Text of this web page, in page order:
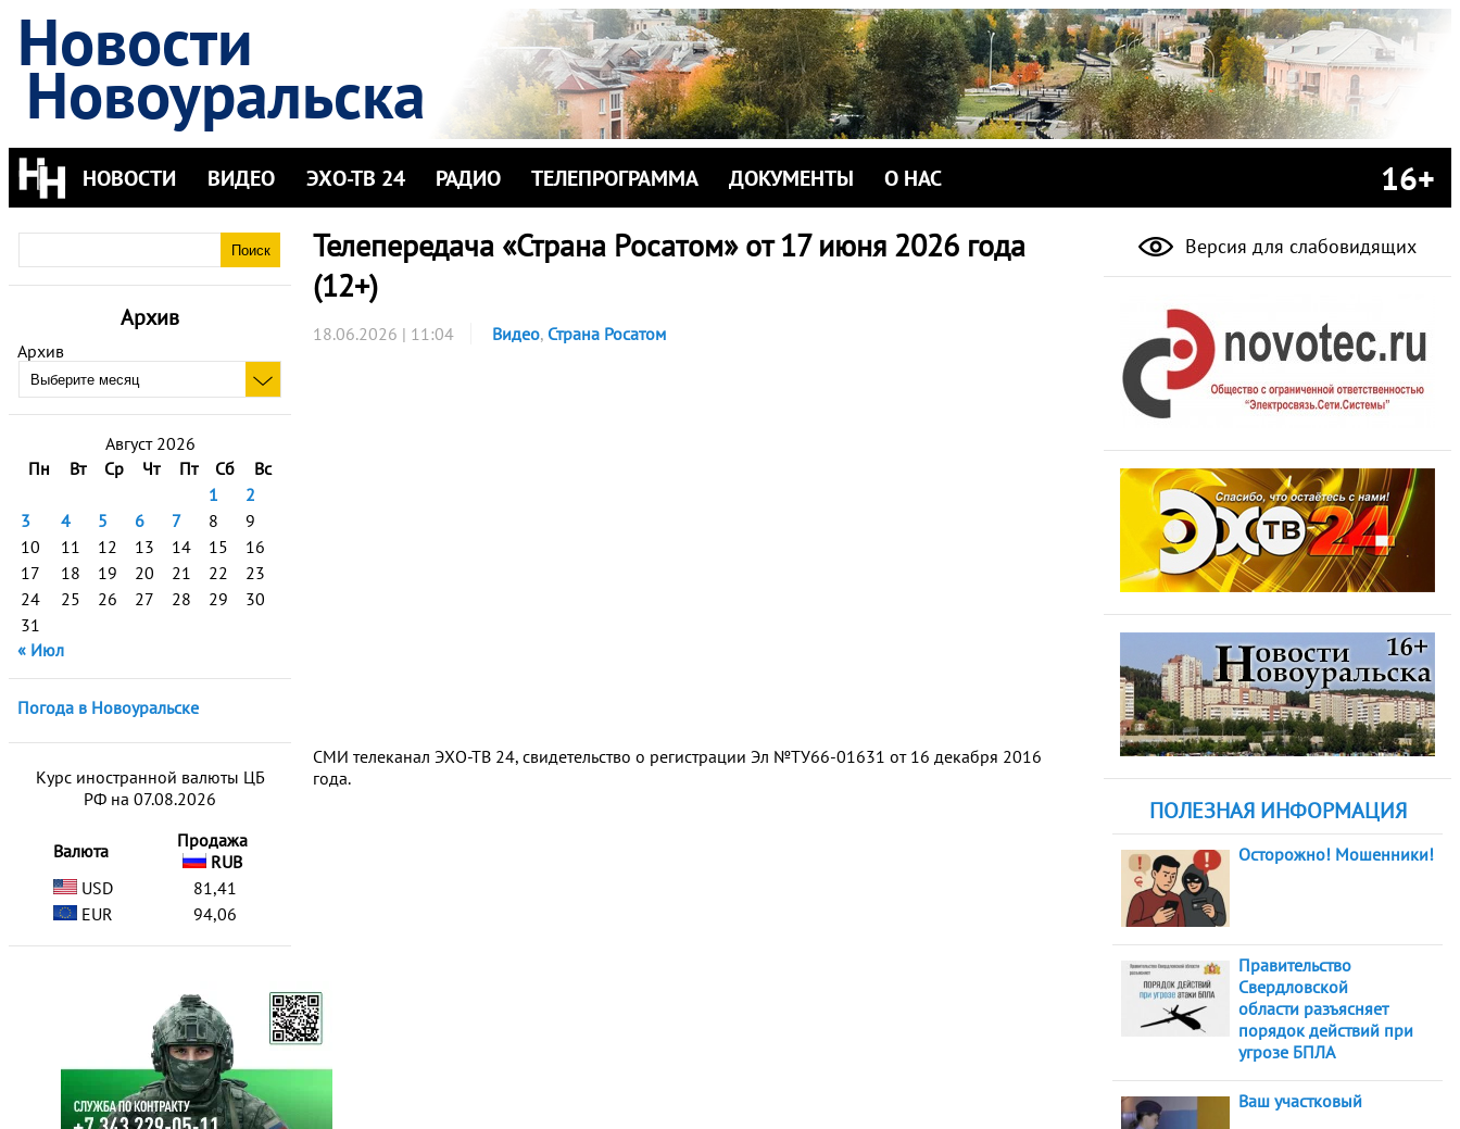
Новости
Новоуральска
НОВОСТИ ВИДЕО ЭХО-ТВ 24 РАДИО ТЕЛЕПРОГРАММА ДОКУМЕНТЫ О НАС 16+
Архив
Архив
Август 2026
Пн
Вт Ср Чт Пт Сб
Вс
1
2
3
4 5 6 7 8
9
10
11 12 13 14 15
16
17
18 19 20 21 22
23
24
25 26 27 28 29
30
31
« Июл
Погода в Новоуральске
Курс иностранной валюты ЦБ
РФ на 07.08.2026
Валюта
Продажа
RUB
USD
81,41
EUR
94,06
Телепередача «Страна Росатом» от 17 июня 2026 года
(12+)
18.06.2026 | 11:04 Видео, Страна Росатом
СМИ телеканал ЭХО-ТВ 24, свидетельство о регистрации Эл №ТУ66-01631 от 16 декабря 2016
года.
Версия для слабовидящих
ПОЛЕЗНАЯ ИНФОРМАЦИЯ
Осторожно! Мошенники!
Правительство
Свердловской
области разъясняет
порядок действий при
угрозе БПЛА
Ваш участковый